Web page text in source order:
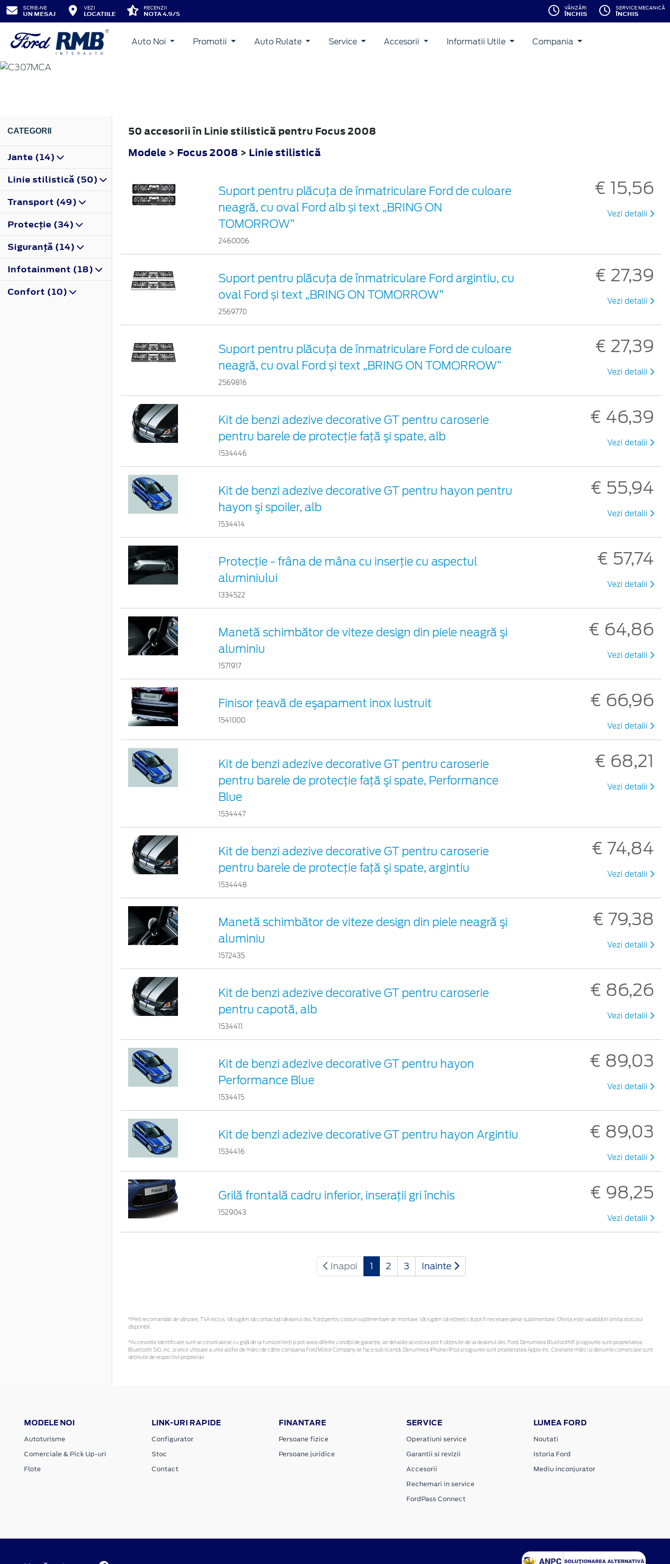
SCRIE-NE
UN MESAJ
VEZI
LOCATIILE
RECENZII
NOTA 4.9/5
VÂNZĂRI
ÎNCHIS
SERVICE MECANICĂ
ÎNCHIS
Auto Noi Promotii Auto Rulate Service Accesorii Informatii Utile Compania
FOCUS
CATEGORII
Jante (14)
Linie stilistică (50)
Transport (49)
Protecţie (34)
Siguranţă (14)
Infotainment (18)
Confort (10)
50 accesorii în Linie stilistică pentru Focus 2008
Modele > Focus 2008 > Linie stilistică
Suport pentru plăcuța de înmatriculare Ford de culoare
neagră, cu oval Ford alb și text „BRING ON
TOMORROW”
2460006
€ 15,56
Vezi detalii
Suport pentru plăcuța de înmatriculare Ford argintiu, cu
oval Ford și text „BRING ON TOMORROW”
2569770
€ 27,39
Vezi detalii
Suport pentru plăcuța de înmatriculare Ford de culoare
neagră, cu oval Ford și text „BRING ON TOMORROW”
2569816
€ 27,39
Vezi detalii
Kit de benzi adezive decorative GT pentru caroserie
pentru barele de protecţie faţă şi spate, alb
1534446
€ 46,39
Vezi detalii
Kit de benzi adezive decorative GT pentru hayon pentru
hayon şi spoiler, alb
1534414
€ 55,94
Vezi detalii
Protecţie - frâna de mâna cu inserţie cu aspectul
aluminiului
1334522
€ 57,74
Vezi detalii
Manetă schimbător de viteze design din piele neagră şi
aluminiu
1571917
€ 64,86
Vezi detalii
Finisor ţeavă de eşapament inox lustruit
1541000
€ 66,96
Vezi detalii
Kit de benzi adezive decorative GT pentru caroserie
pentru barele de protecţie faţă şi spate, Performance
Blue
1534447
€ 68,21
Vezi detalii
Kit de benzi adezive decorative GT pentru caroserie
pentru barele de protecţie faţă şi spate, argintiu
1534448
€ 74,84
Vezi detalii
Manetă schimbător de viteze design din piele neagră şi
aluminiu
1572435
€ 79,38
Vezi detalii
Kit de benzi adezive decorative GT pentru caroserie
pentru capotă, alb
1534411
€ 86,26
Vezi detalii
Kit de benzi adezive decorative GT pentru hayon
Performance Blue
1534415
€ 89,03
Vezi detalii
Kit de benzi adezive decorative GT pentru hayon Argintiu
1534416
€ 89,03
Vezi detalii
Grilă frontală cadru inferior, inseraţii gri închis
1529043
€ 98,25
Vezi detalii
Inapoi 1 2 3 Inainte
*Preţ recomandat de vânzare, TVA inclus. Vă rugăm să contactaţi dealerul dvs. Ford pentru costuri suplimentare de montare. Vă rugăm să rețineți că pot fi necesare piese suplimentare. Oferta este valabilă în limita stocului
disponibil.
*Accesoriile identificate sunt accesorii alese cu grijă de la furnizori terți și pot avea diferite condiții de garanție, iar detaliile acestora pot fi obținute de la dealerul dvs. Ford. Denumirea Bluetooth® și logourile sunt proprietatea
Bluetooth SIG, Inc. și orice utilizare a unor astfel de mărci de către compania Ford Motor Company se face sub licență. Denumirea iPhone/iPod și logourile sunt proprietatea Apple Inc. Celelalte mărci și denumiri comerciale sunt
deținute de respectivii proprietari
MODELE NOI
Autoturisme
Comerciale & Pick Up-uri
Flote
LINK-URI RAPIDE
Configurator
Stoc
Contact
FINANTARE
Persoane fizice
Persoane juridice
SERVICE
Operatiuni service
Garantii si revizii
Accesorii
Rechemari in service
FordPass Connect
LUMEA FORD
Noutati
Istoria Ford
Mediu inconjurator